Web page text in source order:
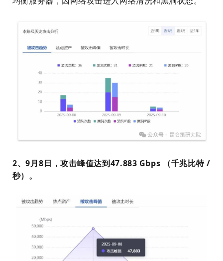
2、9月8日，攻击峰值达到47.883 Gbps （千兆比特 /
秒）。